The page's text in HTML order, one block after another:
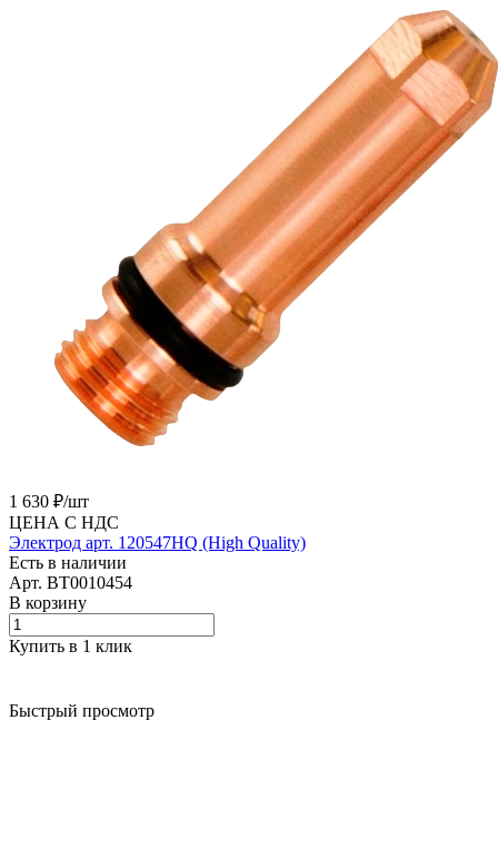
1 630 ₽/шт
ЦЕНА С НДС
Электрод арт. 120547HQ (High Quality)
Есть в наличии
Арт. BT0010454
В корзину
Купить в 1 клик
Быстрый просмотр